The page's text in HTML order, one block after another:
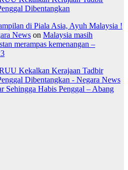
Dibentangkan
di Piala Asia, Ayuh Malaysia !
News on Malaysia masih
merampas kemenangan –
Kekalkan Kerajaan Tadbir
Dibentangkan - Negara News
Sehingga Habis Penggal – Abang